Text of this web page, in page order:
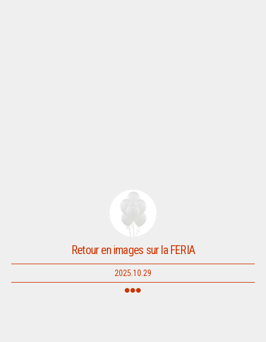
Retour en images sur la FERIA
2025.10.29